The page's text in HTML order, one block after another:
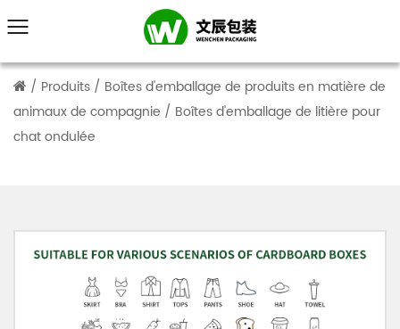
/ Produits / Boîtes d'emballage de produits en matière de
animaux de compagnie / Boîtes d'emballage de litière pour
chat ondulée